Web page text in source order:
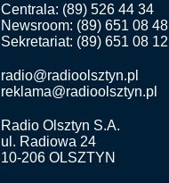
Centrala: (89) 526 44 34
Newsroom: (89) 651 08 48
Sekretariat: (89) 651 08 12
radio@radioolsztyn.pl
reklama@radioolsztyn.pl
Radio Olsztyn S.A.
ul. Radiowa 24
10-206 OLSZTYN